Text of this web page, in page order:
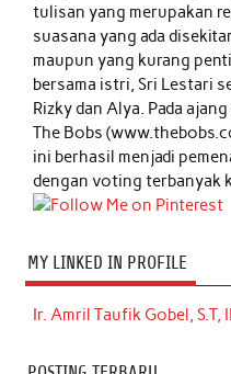
tulisan yang merupakan
suasana yang ada
maupun yang kurang
bersama istri, Sri Lestari
Rizky dan Alya. Pada
The Bobs
ini berhasil menjadi
dengan voting terbanyak
MY LINKED IN PROFILE
Ir. Amril Taufik Gobel, S.T,